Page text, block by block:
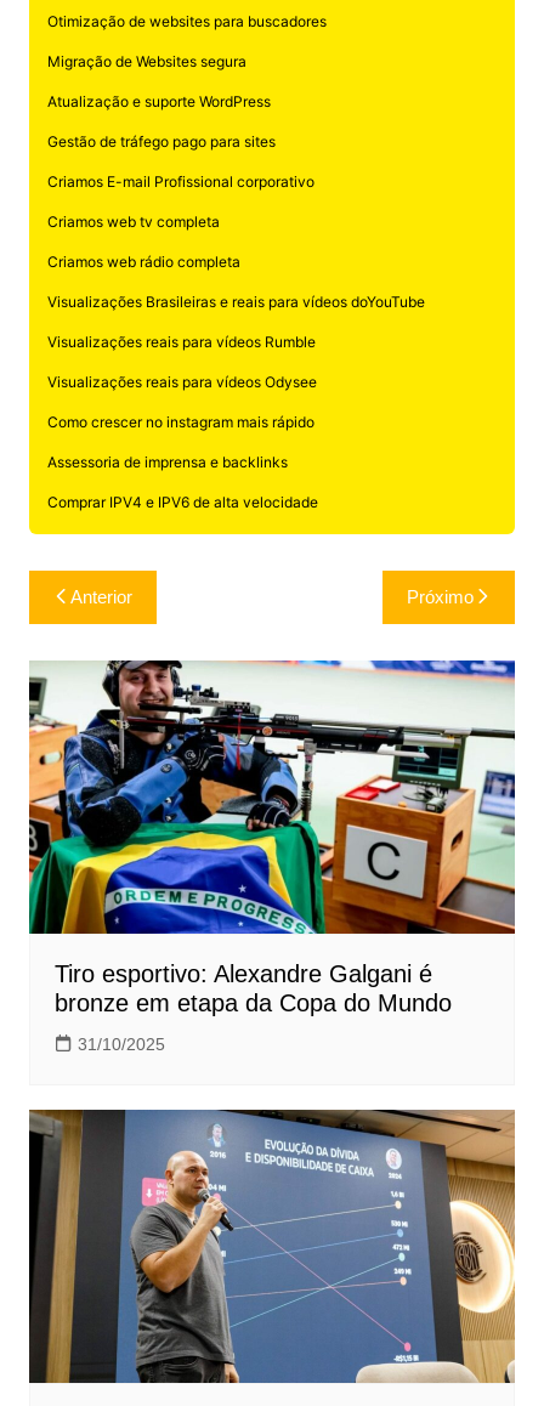
Otimização de websites para buscadores
Migração de Websites segura
Atualização e suporte WordPress
Gestão de tráfego pago para sites
Criamos E-mail Profissional corporativo
Criamos web tv completa
Criamos web rádio completa
Visualizações Brasileiras e reais para vídeos doYouTube
Visualizações reais para vídeos Rumble
Visualizações reais para vídeos Odysee
Como crescer no instagram mais rápido
Assessoria de imprensa e backlinks
Comprar IPV4 e IPV6 de alta velocidade
Navegação
de
Post
Anterior Próximo
Tiro esportivo: Alexandre Galgani é
bronze em etapa da Copa do Mundo
31/10/2025